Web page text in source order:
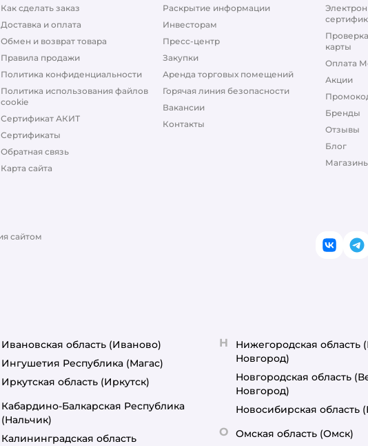
Как сделать заказ
Доставка и оплата
Обмен и возврат товара
Правила продажи
Политика конфиденциальности
Политика использования файлов
cookie
Сертификат АКИТ
Сертификаты
Обратная связь
Карта сайта
Раскрытие информации
Инвесторам
Пресс-центр
Закупки
Аренда торговых помещений
Горячая линия безопасности
Вакансии
Контакты
карты
Оплата
Акции
Бренды
Отзывы
Блог
сайтом
Ивановская область (Иваново)
Ингушетия Республика (Магас)
Иркутская область (Иркутск)
Кабардино-Балкарская Республика
(Нальчик)
Калининградская область
Н Нижегородская область
Новгород)
Новгородская область
Новгород)
Новосибирская область
О Омская область (Омск)